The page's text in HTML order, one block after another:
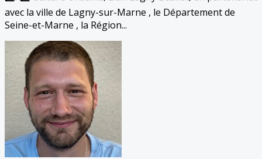
avec la ville de Lagny-sur-Marne , le Département de
Seine-et-Marne , la Région...